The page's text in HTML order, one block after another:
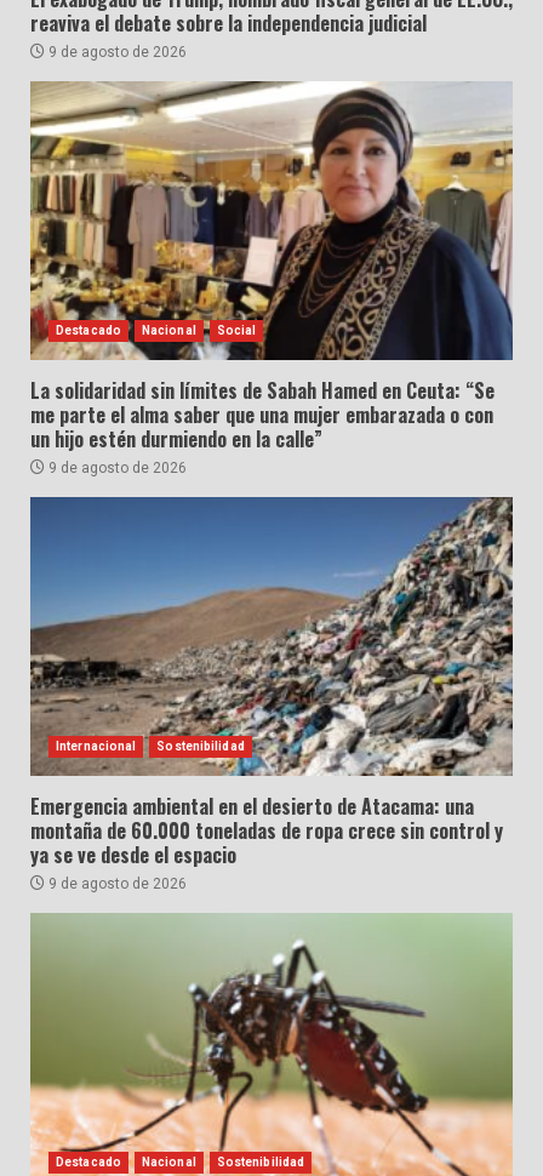
reaviva el debate sobre la independencia judicial
9 de agosto de 2026
Destacado Nacional Social
La solidaridad sin límites de Sabah Hamed en Ceuta: “Se
me parte el alma saber que una mujer embarazada o con
un hijo estén durmiendo en la calle”
9 de agosto de 2026
Internacional Sostenibilidad
Emergencia ambiental en el desierto de Atacama: una
montaña de 60.000 toneladas de ropa crece sin control y
ya se ve desde el espacio
9 de agosto de 2026
Destacado Nacional Sostenibilidad